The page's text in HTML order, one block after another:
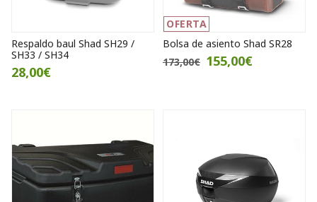
Respaldo baul Shad SH29 /
SH33 / SH34
28,00€
OFERTA
Bolsa de asiento Shad SR28
173,00€ 155,00€